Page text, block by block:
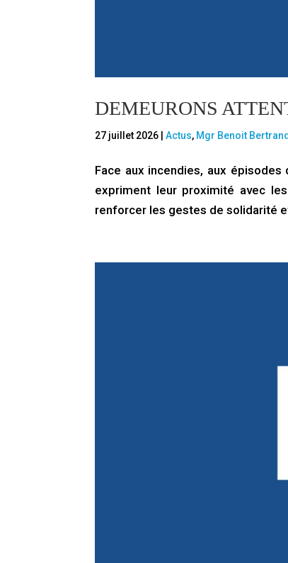
DEMEURONS
27 juillet 2026 |Actus, Mgr Benoit
Face aux incendies, aux
expriment leur proximité avec
renforcer les gestes de solidarité